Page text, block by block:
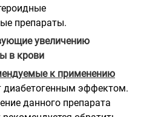
препараты.
увеличению
в крови
к применению
диабетогенным эффектом.
данного препарата